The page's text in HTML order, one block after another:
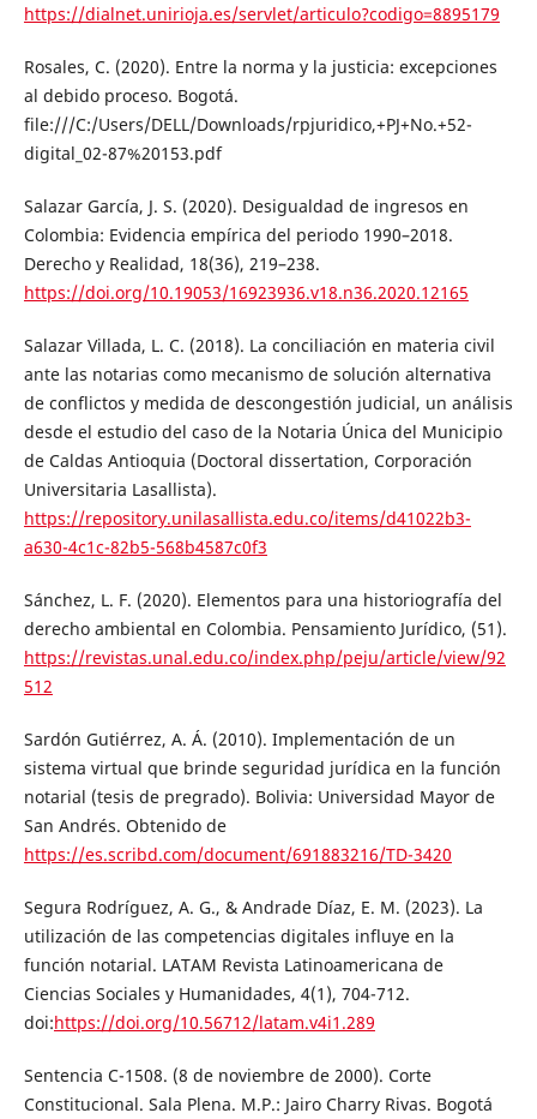
https://dialnet.unirioja.es/servlet/articulo?codigo=8895179
Rosales, C. (2020). Entre la norma y la justicia: excepciones
al debido proceso. Bogotá.
file:///C:/Users/DELL/Downloads/rpjuridico,+PJ+No.+52-
digital_02-87%20153.pdf
Salazar García, J. S. (2020). Desigualdad de ingresos en
Colombia: Evidencia empírica del periodo 1990–2018.
Derecho y Realidad, 18(36), 219–238.
https://doi.org/10.19053/16923936.v18.n36.2020.12165
Salazar Villada, L. C. (2018). La conciliación en materia civil
ante las notarias como mecanismo de solución alternativa
de conflictos y medida de descongestión judicial, un análisis
desde el estudio del caso de la Notaria Única del Municipio
de Caldas Antioquia (Doctoral dissertation, Corporación
Universitaria Lasallista).
https://repository.unilasallista.edu.co/items/d41022b3-
a630-4c1c-82b5-568b4587c0f3
Sánchez, L. F. (2020). Elementos para una historiografía del
derecho ambiental en Colombia. Pensamiento Jurídico, (51).
https://revistas.unal.edu.co/index.php/peju/article/view/92
512
Sardón Gutiérrez, A. Á. (2010). Implementación de un
sistema virtual que brinde seguridad jurídica en la función
notarial (tesis de pregrado). Bolivia: Universidad Mayor de
San Andrés. Obtenido de
https://es.scribd.com/document/691883216/TD-3420
Segura Rodríguez, A. G., & Andrade Díaz, E. M. (2023). La
utilización de las competencias digitales influye en la
función notarial. LATAM Revista Latinoamericana de
Ciencias Sociales y Humanidades, 4(1), 704-712.
doi:https://doi.org/10.56712/latam.v4i1.289
Sentencia C-1508. (8 de noviembre de 2000). Corte
Constitucional. Sala Plena. M.P.: Jairo Charry Rivas. Bogotá